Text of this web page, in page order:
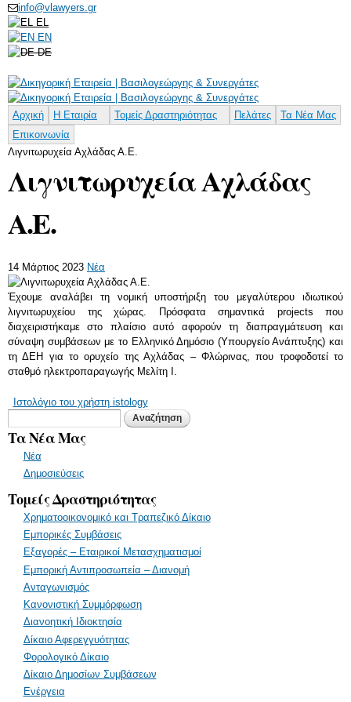
info@vlawyers.gr
EL
EN
DE
Αρχική Η Εταιρία Τομείς Δραστηριότητας Πελάτες
Τα Νέα Μας
Επικοινωνία
Λιγνιτωρυχεία Αχλάδας Α.Ε.
Λιγνιτωρυχεία Αχλάδας
Α.Ε.
14 Μάρτιος 2023 Νέα
Έχουμε αναλάβει τη νομική υποστήριξη του μεγαλύτερου ιδιωτικού
λιγνιτωρυχείου της χώρας. Πρόσφατα σημαντικά projects που
διαχειριστήκαμε στο πλαίσιο αυτό αφορούν τη διαπραγμάτευση και
σύναψη συμβάσεων με το Ελληνικό Δημόσιο (Υπουργείο Ανάπτυξης) και
τη ΔΕΗ για το ορυχείο της Αχλάδας – Φλώρινας, που τροφοδοτεί το
σταθμό ηλεκτροπαραγωγής Μελίτη Ι.
Ιστολόγιο του χρήστη istology
Φόρμα αναζήτησης
Τα Νέα Μας
Νέα
Δημοσιεύσεις
Τομείς Δραστηριότητας
Χρηματοοικονομικό και Τραπεζικό Δίκαιο
Εμπορικές Συμβάσεις
Εξαγορές – Εταιρικοί Μετασχηματισμοί
Εμπορική Αντιπροσωπεία – Διανομή
Ανταγωνισμός
Κανονιστική Συμμόρφωση
Διανοητική Ιδιοκτησία
Δίκαιο Αφερεγγυότητας
Φορολογικό Δίκαιο
Δίκαιο Δημοσίων Συμβάσεων
Ενέργεια